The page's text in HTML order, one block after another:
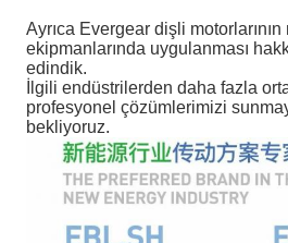
Ayrıca Evergear dişli motorlarının
ekipmanlarında uygulanması
edindik.
İlgili endüstrilerden daha fazla
profesyonel çözümlerimizi
bekliyoruz.